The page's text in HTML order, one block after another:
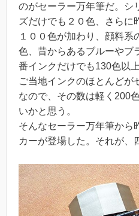
のがセーラー万年筆だ。シ
ズだけでも２０色、さらに
１００色が加わり、顔料系
色、昔からあるブルーやブ
番インクだけでも130色以
ご当地インクのほとんどが
なので、その数は軽く200
いかと思う。
そんなセーラー万年筆から
カーが登場した。それが、